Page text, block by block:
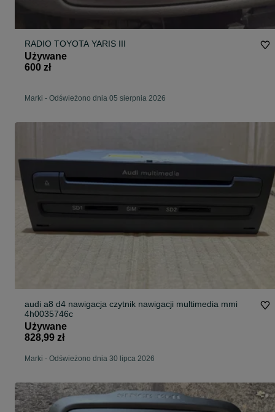
RADIO TOYOTA YARIS III
Używane
600 zł
Marki - Odświeżono dnia 05 sierpnia 2026
audi a8 d4 nawigacja czytnik nawigacji multimedia mmi
4h0035746c
Używane
828,99 zł
Marki - Odświeżono dnia 30 lipca 2026